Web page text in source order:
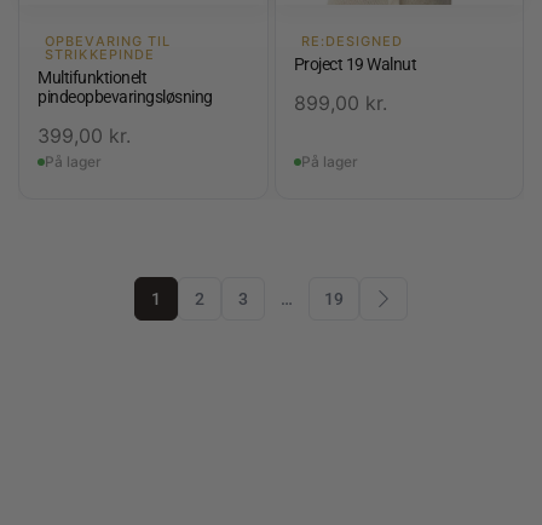
OPBEVARING TIL
STRIKKEPINDE
Multifunktionelt
pindeopbevaringsløsning
399,00 kr.
På lager
RE:DESIGNED
Project 19 Walnut
899,00 kr.
På lager
1 2 3 … 19